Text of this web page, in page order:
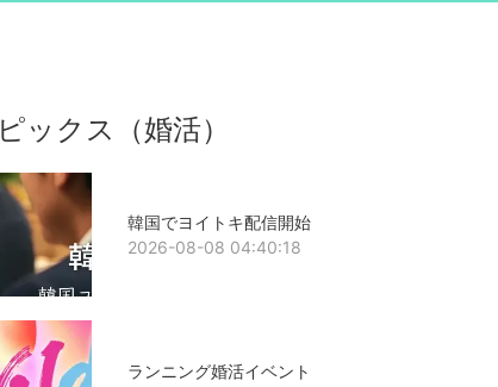
ックス（婚活）
韓国でヨイトキ配信開始
2026-08-08 04:40:18
ランニング婚活イベント